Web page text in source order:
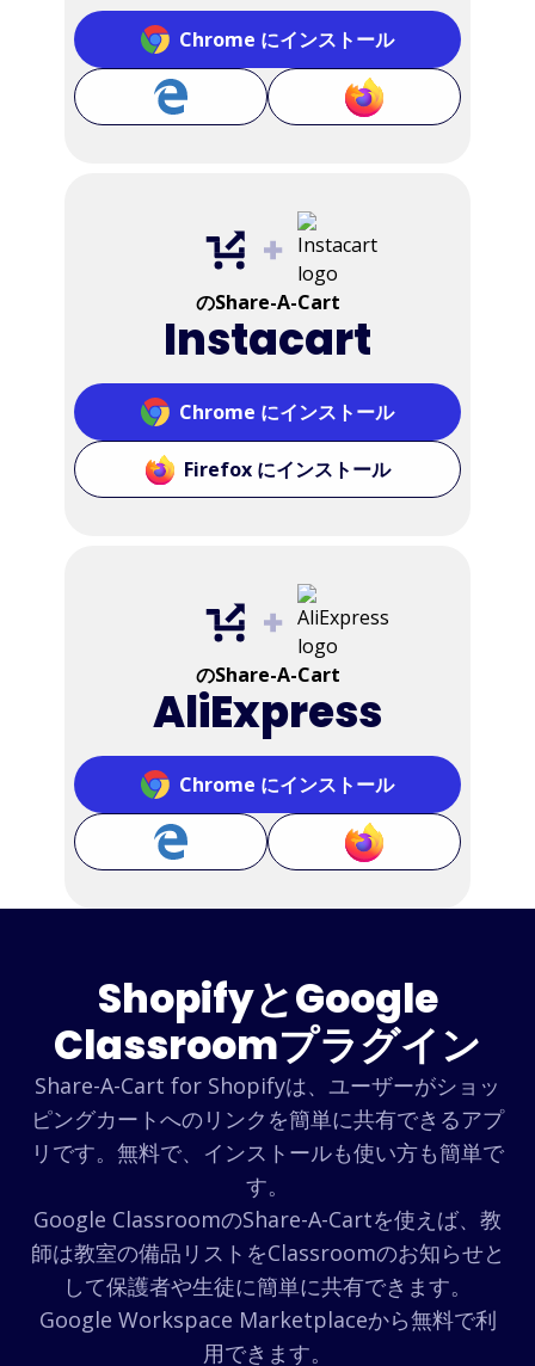
Chrome にインストール
のShare-A-Cart
Instacart
Chrome にインストール
Firefox にインストール
のShare-A-Cart
AliExpress
Chrome にインストール
ShopifyとGoogle
Classroomプラグイン
Share-A-Cart for Shopifyは、ユーザーがショッ
ピングカートへのリンクを簡単に共有できるアプ
リです。無料で、インストールも使い方も簡単で
す。
Google ClassroomのShare-A-Cartを使えば、教
師は教室の備品リストをClassroomのお知らせと
して保護者や生徒に簡単に共有できます。
Google Workspace Marketplaceから無料で利
用できます。